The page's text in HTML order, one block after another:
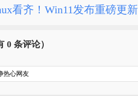
看齐！Win11发布重磅更
0 条评论）